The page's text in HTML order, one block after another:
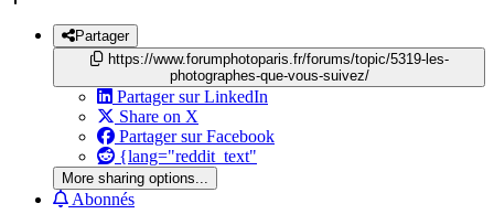
Partager
https://www.forumphotoparis.fr/forums/topic/5319-les-
photographes-que-vous-suivez/
Partager sur LinkedIn
Share on X
Partager sur Facebook
{lang="reddit_text"
More sharing options...
Abonnés